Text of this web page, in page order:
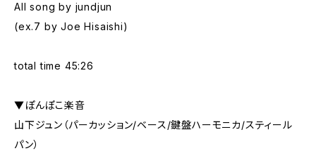
All song by jundjun
(ex.7 by Joe Hisaishi)
total time 45:26
▼ぽんぽこ楽音
山下ジュン（パーカッション/ベース/鍵盤ハーモニカ/スティール
パン）